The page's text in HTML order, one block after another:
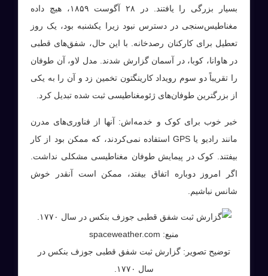
بسیار بزرگی را یافتند. در ۲۸ آگوست ۱۸۵۹، هیچ داده
مغناطیس‌سنجی در دسترس نبود زیرا یکشنبه بود، یک روز
تعطیل برای کارکنان رصدخانه. با این حال، شفق‌های قطبی
در هاوانا، کوبا، در آسمان گزارش شدند. مدل لاو، آن طوفان
را تقریباً دو سوم رویداد کارینگتون تخمین زد و آن را به یکی
از بزرگترین طوفان‌های ژئومغناطیسی ثبت شده تبدیل کرد.
خبر خوب برای کوک و خدمه‌اش: آنها از فناوری‌های مدرن
مانند رادیو یا GPS استفاده نمی‌کردند، که ممکن بود از کار
بیفتند. کوک در پیمایش طوفان مغناطیسی مشکلی نداشت.
اگر امروز دوباره اتفاق بیفتد، ممکن است آنقدر خوش
شانس نباشیم.
منبع: spaceweather.com
توضیح تصویر: گزارش ثبت شفق قطبی جوزف بنکس در
سال ۱۷۷۰.